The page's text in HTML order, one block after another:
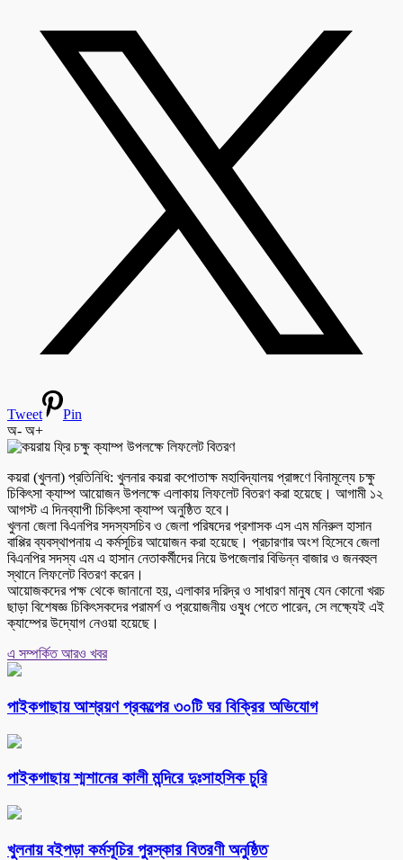
Tweet
Pin
অ- অ+
কয়রা (খুলনা) প্রতিনিধি: খুলনার কয়রা কপোতাক্ষ মহাবিদ্যালয় প্রাঙ্গণে বিনামূল্যে চক্ষু
চিকিৎসা ক্যাম্প আয়োজন উপলক্ষে এলাকায় লিফলেট বিতরণ করা হয়েছে। আগামী ১২
আগস্ট এ দিনব্যাপী চিকিৎসা ক্যাম্প অনুষ্ঠিত হবে।
খুলনা জেলা বিএনপির সদস্যসচিব ও জেলা পরিষদের প্রশাসক এস এম মনিরুল হাসান
বাপ্পির ব্যবস্থাপনায় এ কর্মসূচির আয়োজন করা হয়েছে। প্রচারণার অংশ হিসেবে জেলা
বিএনপির সদস্য এম এ হাসান নেতাকর্মীদের নিয়ে উপজেলার বিভিন্ন বাজার ও জনবহুল
স্থানে লিফলেট বিতরণ করেন।
আয়োজকদের পক্ষ থেকে জানানো হয়, এলাকার দরিদ্র ও সাধারণ মানুষ যেন কোনো খরচ
ছাড়া বিশেষজ্ঞ চিকিৎসকদের পরামর্শ ও প্রয়োজনীয় ওষুধ পেতে পারেন, সে লক্ষ্যেই এই
ক্যাম্পের উদ্যোগ নেওয়া হয়েছে।
এ সম্পর্কিত আরও খবর
পাইকগাছায় আশ্রয়ণ প্রকল্পের ৩০টি ঘর বিক্রির অভিযোগ
পাইকগাছায় শ্মশানের কালী মন্দিরে দুঃসাহসিক চুরি
খুলনায় বইপড়া কর্মসূচির পুরস্কার বিতরণী অনুষ্ঠিত